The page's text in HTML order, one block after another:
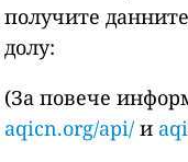
получите
долу:
(За повече
aqicn.org/api/ и